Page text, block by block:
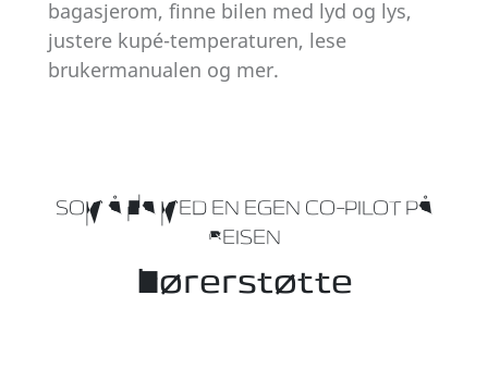
justere kupé-temperaturen, lese
brukermanualen og mer.
SOM Å HA MED EN EGEN CO-PILOT PÅ
REISEN
Førerstøtte